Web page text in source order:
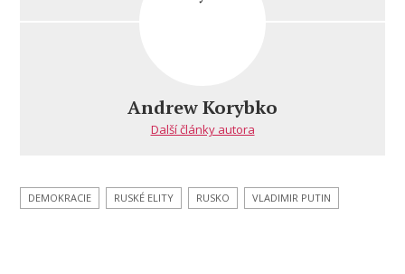
novou
ruskou
veterány
Andrew Korybko
Další články autora
DEMOKRACIE RUSKÉ ELITY RUSKO VLADIMIR PUTIN